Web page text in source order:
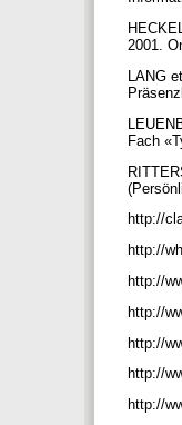
2001.
LANG
Fach
http://
http://
http://
http://
http://
http://
http://